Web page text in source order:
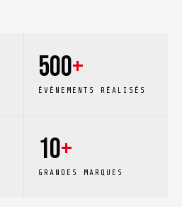
500+
ÉVÉNEMENTS RÉALISÉS
10+
GRANDES MARQUES